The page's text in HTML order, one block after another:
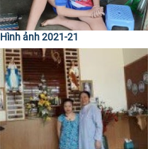
Hình ảnh 2021-21